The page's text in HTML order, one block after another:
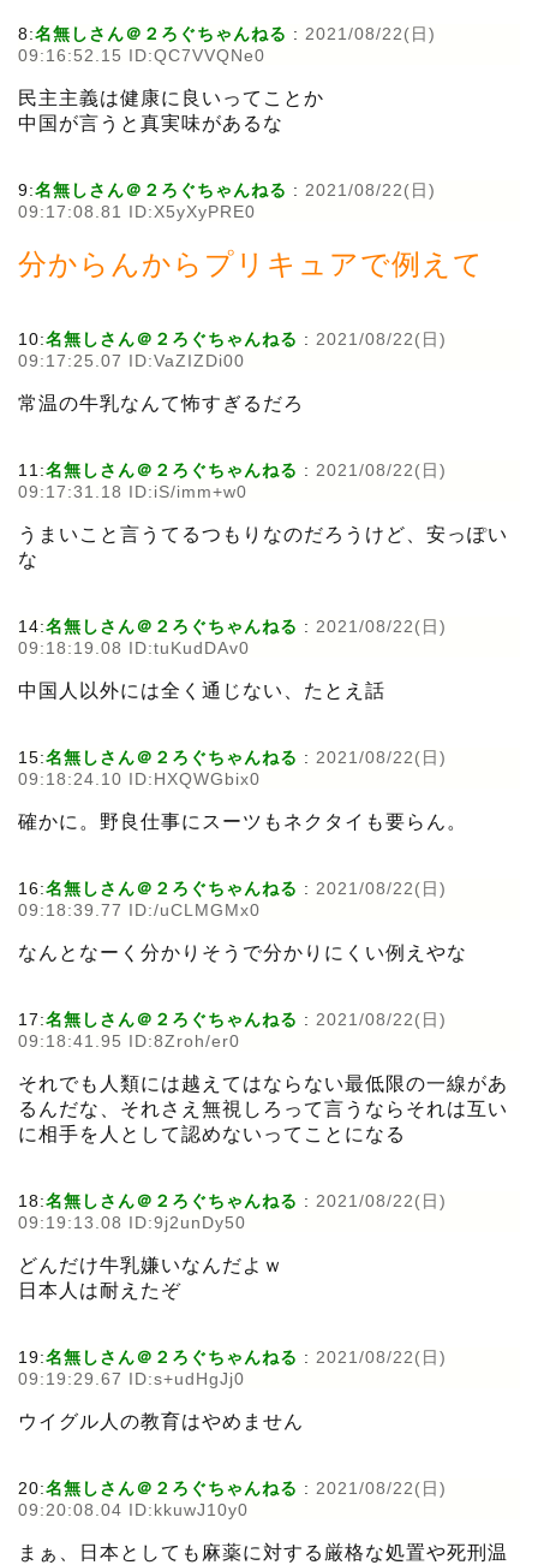
8:名無しさん＠２ろぐちゃんねる : 2021/08/22(日)
09:16:52.15 ID:QC7VVQNe0
民主主義は健康に良いってことか
中国が言うと真実味があるな
9:名無しさん＠２ろぐちゃんねる : 2021/08/22(日)
09:17:08.81 ID:X5yXyPRE0
分からんからプリキュアで例えて
10:名無しさん＠２ろぐちゃんねる : 2021/08/22(日)
09:17:25.07 ID:VaZIZDi00
常温の牛乳なんて怖すぎるだろ
11:名無しさん＠２ろぐちゃんねる : 2021/08/22(日)
09:17:31.18 ID:iS/imm+w0
うまいこと言うてるつもりなのだろうけど、安っぽい
な
14:名無しさん＠２ろぐちゃんねる : 2021/08/22(日)
09:18:19.08 ID:tuKudDAv0
中国人以外には全く通じない、たとえ話
15:名無しさん＠２ろぐちゃんねる : 2021/08/22(日)
09:18:24.10 ID:HXQWGbix0
確かに。野良仕事にスーツもネクタイも要らん。
16:名無しさん＠２ろぐちゃんねる : 2021/08/22(日)
09:18:39.77 ID:/uCLMGMx0
なんとなーく分かりそうで分かりにくい例えやな
17:名無しさん＠２ろぐちゃんねる : 2021/08/22(日)
09:18:41.95 ID:8Zroh/er0
それでも人類には越えてはならない最低限の一線があ
るんだな、それさえ無視しろって言うならそれは互い
に相手を人として認めないってことになる
18:名無しさん＠２ろぐちゃんねる : 2021/08/22(日)
09:19:13.08 ID:9j2unDy50
どんだけ牛乳嫌いなんだよｗ
日本人は耐えたぞ
19:名無しさん＠２ろぐちゃんねる : 2021/08/22(日)
09:19:29.67 ID:s+udHgJj0
ウイグル人の教育はやめません
20:名無しさん＠２ろぐちゃんねる : 2021/08/22(日)
09:20:08.04 ID:kkuwJ10y0
まぁ、日本としても麻薬に対する厳格な処置や死刑温